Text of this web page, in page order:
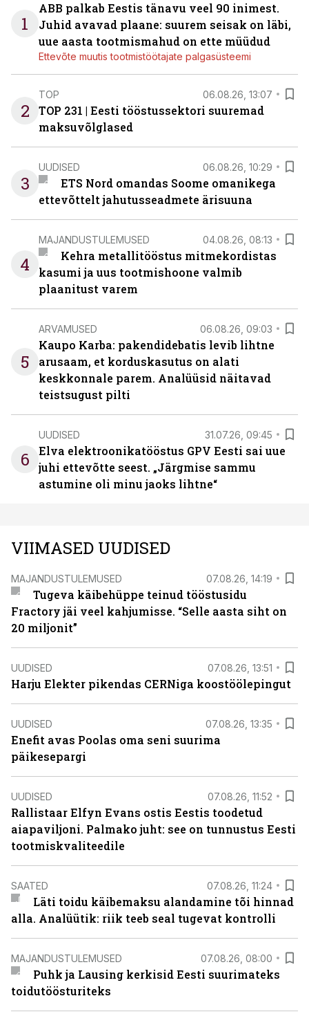
1
ABB palkab Eestis tänavu veel 90 inimest.
Juhid avavad plaane: suurem seisak on läbi,
uue aasta tootmismahud on ette müüdud
Ettevõte muutis tootmistöötajate palgasüsteemi
2
TOP 06.08.26, 13:07
TOP 231 | Eesti tööstussektori suuremad
maksuvõlglased
3
UUDISED 06.08.26, 10:29
ETS Nord omandas Soome omanikega
ettevõttelt jahutusseadmete ärisuuna
4
MAJANDUSTULEMUSED 04.08.26, 08:13
Kehra metallitööstus mitmekordistas
kasumi ja uus tootmishoone valmib
plaanitust varem
5
ARVAMUSED 06.08.26, 09:03
Kaupo Karba: pakendidebatis levib lihtne
arusaam, et korduskasutus on alati
keskkonnale parem. Analüüsid näitavad
teistsugust pilti
6
UUDISED 31.07.26, 09:45
Elva elektroonikatööstus GPV Eesti sai uue
juhi ettevõtte seest. „Järgmise sammu
astumine oli minu jaoks lihtne“
VIIMASED UUDISED
MAJANDUSTULEMUSED 07.08.26, 14:19
Tugeva käibehüppe teinud tööstusidu
Fractory jäi veel kahjumisse. “Selle aasta siht on
20 miljonit”
UUDISED 07.08.26, 13:51
Harju Elekter pikendas CERNiga koostöölepingut
UUDISED 07.08.26, 13:35
Enefit avas Poolas oma seni suurima
päikesepargi
UUDISED 07.08.26, 11:52
Rallistaar Elfyn Evans ostis Eestis toodetud
aiapaviljoni. Palmako juht: see on tunnustus Eesti
tootmiskvaliteedile
SAATED 07.08.26, 11:24
Läti toidu käibemaksu alandamine tõi hinnad
alla. Analüütik: riik teeb seal tugevat kontrolli
MAJANDUSTULEMUSED 07.08.26, 08:00
Puhk ja Lausing kerkisid Eesti suurimateks
toidutöösturiteks